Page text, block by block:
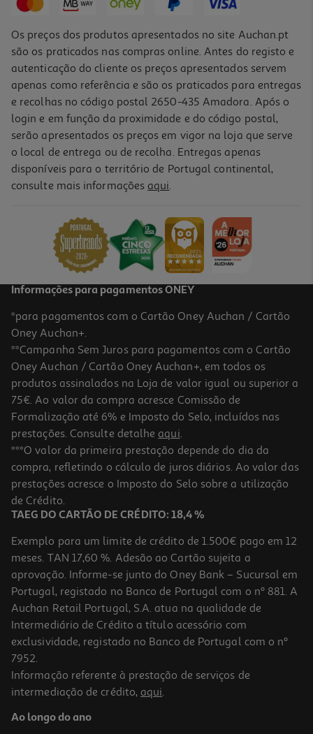
Os preços dos produtos apresentados no site Auchan.pt
são os praticados nas compras online. Antes do registo e
autenticação do cliente os preços apresentados servem
apenas como referência e são os praticados para entregas
e recolhas no código postal 2650-435 Amadora. Após o
login e em função da proximidade e do código postal,
serão apresentados os preços em vigor na loja que serve
o local de entrega ou de recolha. Entregas apenas
disponíveis para o território de Portugal continental,
consulte mais informações aqui.
Informações para pagamentos ONEY
*para pagamentos com o Cartão Oney Auchan / Cartão
Oney Auchan+.
**Campanha Sem Juros para pagamentos com o Cartão
Oney Auchan / Cartão Oney Auchan+, em todos os
produtos assinalados na Loja de valor igual ou superior a
75€. Ao valor da compra acresce Comissão de
Formalização até 6% e Imposto do Selo, incluídos nas
prestações. Consulte detalhe aqui.
***O valor da primeira prestação depende do dia da
compra, refletindo o cálculo de juros diários. Ao valor das
prestações acresce o Imposto do Selo sobre a utilização
de Crédito.
TAEG DO CARTÃO DE CRÉDITO: 18,4 %
Exemplo para um limite de crédito de 1.500€ pago em 12
meses. TAN 17,60 %. Adesão ao Cartão sujeita a
aprovação. Informe-se junto do Oney Bank – Sucursal em
Portugal, registado no Banco de Portugal com o nº 881. A
Auchan Retail Portugal, S.A. atua na qualidade de
Intermediário de Crédito a título acessório com
exclusividade, registado no Banco de Portugal com o nº
7952.
Informação referente à prestação de serviços de
intermediação de crédito, aqui.
Ao longo do ano